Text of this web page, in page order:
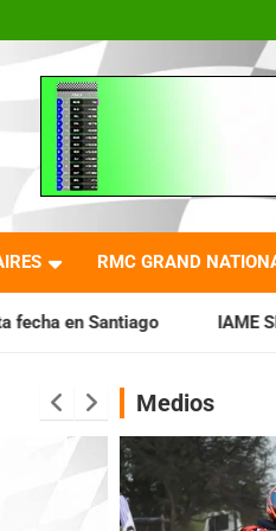
RMC GRAND
IAME SERIES ARGENTINA:
Medios